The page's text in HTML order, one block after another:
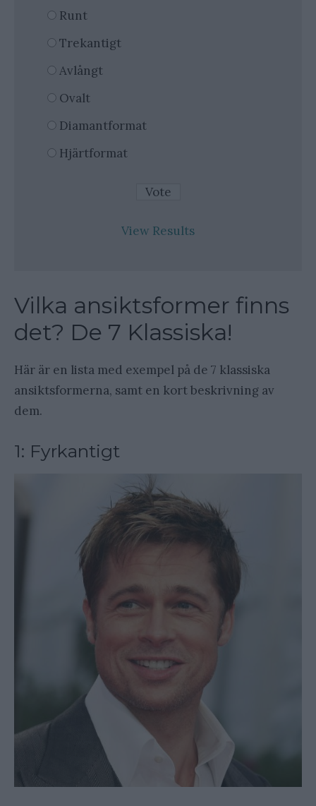
Runt
Trekantigt
Avlångt
Ovalt
Diamantformat
Hjärtformat
View Results
Vilka ansiktsformer finns
det? De 7 Klassiska!
Här är en lista med exempel på de 7 klassiska
ansiktsformerna, samt en kort beskrivning av
dem.
1: Fyrkantigt